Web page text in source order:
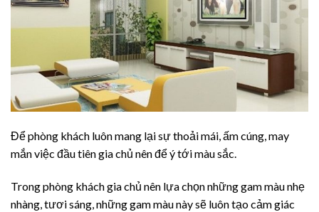
Để phòng khách luôn mang lại sự thoải mái, ấm cúng, may
mắn việc đầu tiên gia chủ nên để ý tới màu sắc.
Trong phòng khách gia chủ nên lựa chọn những gam màu nhẹ
nhàng, tươi sáng, những gam màu này sẽ luôn tạo cảm giác